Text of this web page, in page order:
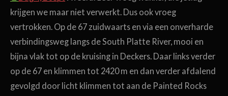
krijgen we maar niet verwerkt. Dus ook vroeg
vertrokken. Op de 67 zuidwaarts en via een onverharde
verbindingsweg langs de South Platte River, mooi en
bijna vlak tot op de kruising in Deckers. Daar links verder
op de 67 en klimmen tot 2420 m en dan verder afdalend
gevolgd door licht klimmen tot aan de Painted Rocks